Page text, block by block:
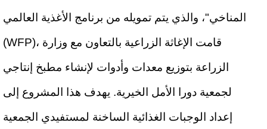
المناخي"، والذي يتم تمويله من برنامج الأغذية العالمي
(WFP)، قامت الإغاثة الزراعية بالتعاون مع وزارة
الزراعة بتوزيع معدات وأدوات لإنشاء مطبخ إنتاجي
لجمعية دورا الأمل الخيرية. يهدف هذا المشروع إلى
إعداد الوجبات الغذائية الساخنة لمستفيدي الجمعية